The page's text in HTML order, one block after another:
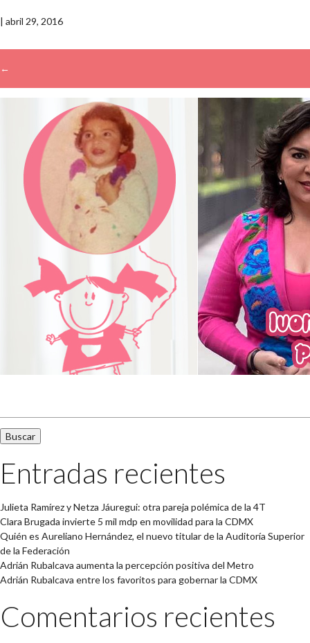
| abril 29, 2016
←
Entradas recientes
Julieta Ramírez y Netza Jáuregui: otra pareja polémica de la 4T
Clara Brugada invierte 5 mil mdp en movilidad para la CDMX
Quién es Aureliano Hernández, el nuevo titular de la Auditoría Superior
de la Federación
Adrián Rubalcava aumenta la percepción positiva del Metro
Adrián Rubalcava entre los favoritos para gobernar la CDMX
Comentarios recientes